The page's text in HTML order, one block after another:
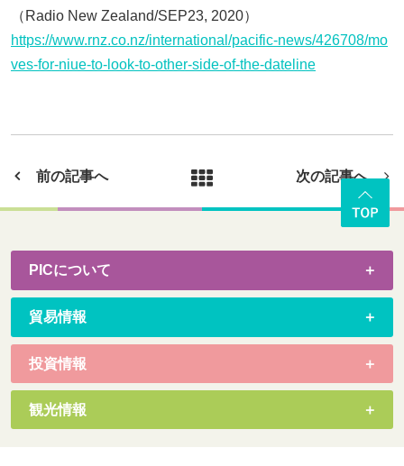
（Radio New Zealand/SEP23, 2020）
https://www.rnz.co.nz/international/pacific-news/426708/mo
ves-for-niue-to-look-to-other-side-of-the-dateline
前の記事へ 次の記事へ
PICについて
貿易情報
投資情報
観光情報